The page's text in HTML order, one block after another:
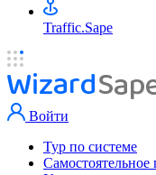
Traffic.Sape
Войти
Тур по системе